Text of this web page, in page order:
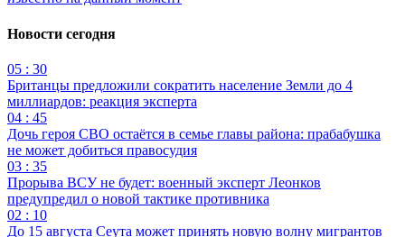
Новости сегодня
05 : 30
Британцы предложили сократить население Земли до 4
миллиардов: реакция эксперта
04 : 45
Дочь героя СВО остаётся в семье главы района: прабабушка
не может добиться правосудия
03 : 35
Прорыва ВСУ не будет: военный эксперт Леонков
предупредил о новой тактике противника
02 : 10
До 15 августа Сеута может принять новую волну мигрантов